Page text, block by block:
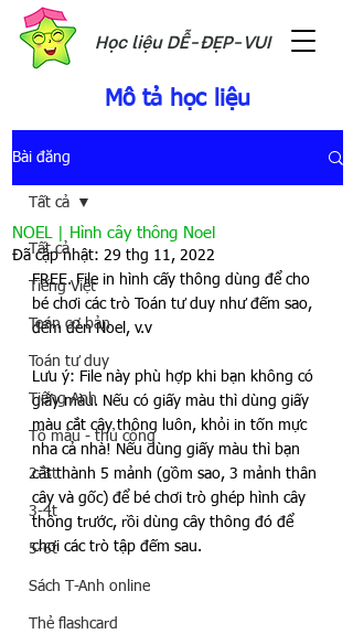
Học liệu DỄ-ĐẸP-VUI
Mô tả học liệu
Bài đăng
Tất cả
Tiếng Việt
Toán cơ bản
Toán tư duy
Tiếng Anh
Tô màu - thủ công
2-3t
3-4t
5-6t
Sách T-Anh online
Thẻ flashcard
Tất cả
NOEL | Hình cây thông Noel
Đã cập nhật: 29 thg 11, 2022
FREE. File in hình cấy thông dùng để cho
bé chơi các trò Toán tư duy như đếm sao,
đếm đèn Noel, v.v
Lưu ý: File này phù hợp khi bạn không có
giấy màu. Nếu có giấy màu thì dùng giấy
màu cắt cây thông luôn, khỏi in tốn mực
nha cả nhà! Nếu dùng giấy màu thì bạn
cắt thành 5 mảnh (gồm sao, 3 mảnh thân
cây và gốc) để bé chơi trò ghép hình cây
thông trước, rồi dùng cây thông đó để
chơi các trò tập đếm sau.